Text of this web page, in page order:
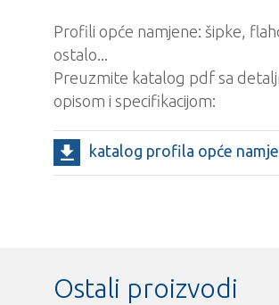
Profili opće namjene: šipke,
ostalo...
Preuzmite katalog pdf sa
opisom i specifikacijom:
katalog profila opće
Ostali proizvodi